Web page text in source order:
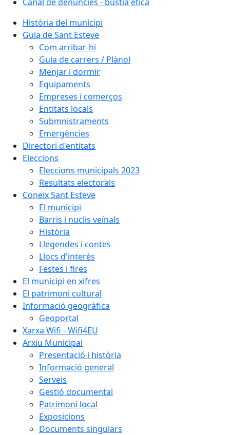
Història del municipi
Guia de Sant Esteve
Com arribar-hi
Guia de carrers / Plànol
Menjar i dormir
Equipaments
Empreses i comerços
Entitats locals
Submnistraments
Emergències
Directori d'entitats
Eleccions
Eleccions municipals 2023
Resultats electorals
Coneix Sant Esteve
El municipi
Barris i nuclis veïnals
Història
Llegendes i contes
Llocs d'interès
Festes i fires
El municipi en xifres
El patrimoni cultural
Informació geogràfica
Geoportal
Xarxa Wifi - Wifi4EU
Arxiu Municipal
Presentació i història
Informació general
Serveis
Gestió documental
Patrimoni local
Exposicions
Documents singulars